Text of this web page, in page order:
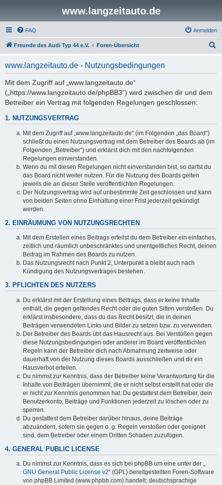
www.langzeitauto.de
FAQ Anmelden
Freunde des Audi Typ 44 e.V. Foren-Übersicht
www.langzeitauto.de - Nutzungsbedingungen
Mit dem Zugriff auf „www.langzeitauto.de“
(„https://www.langzeitauto.de/phpBB3“) wird zwischen dir und dem
Betreiber ein Vertrag mit folgenden Regelungen geschlossen:
1. NUTZUNGSVERTRAG
Mit dem Zugriff auf „www.langzeitauto.de“ (im Folgenden „das Board“)
schließt du einen Nutzungsvertrag mit dem Betreiber des Boards ab (im
Folgenden „Betreiber“) und erklärst dich mit den nachfolgenden
Regelungen einverstanden.
Wenn du mit diesen Regelungen nicht einverstanden bist, so darfst du
das Board nicht weiter nutzen. Für die Nutzung des Boards gelten
jeweils die an dieser Stelle veröffentlichten Regelungen.
Der Nutzungsvertrag wird auf unbestimmte Zeit geschlossen und kann
von beiden Seiten ohne Einhaltung einer Frist jederzeit gekündigt
werden.
2. EINRÄUMUNG VON NUTZUNGSRECHTEN
Mit dem Erstellen eines Beitrags erteilst du dem Betreiber ein einfaches,
zeitlich und räumlich unbeschränktes und unentgeltliches Recht, deinen
Beitrag im Rahmen des Boards zu nutzen.
Das Nutzungsrecht nach Punkt 2, Unterpunkt a bleibt auch nach
Kündigung des Nutzungsvertrages bestehen.
3. PFLICHTEN DES NUTZERS
Du erklärst mit der Erstellung eines Beitrags, dass er keine Inhalte
enthält, die gegen geltendes Recht oder die guten Sitten verstoßen. Du
erklärst insbesondere, dass du das Recht besitzt, die in deinen
Beiträgen verwendeten Links und Bilder zu setzen bzw. zu verwenden.
Der Betreiber des Boards übt das Hausrecht aus. Bei Verstößen gegen
diese Nutzungsbedingungen oder anderer im Board veröffentlichten
Regeln kann der Betreiber dich nach Abmahnung zeitweise oder
dauerhaft von der Nutzung dieses Boards ausschließen und dir ein
Hausverbot erteilen.
Du nimmst zur Kenntnis, dass der Betreiber keine Verantwortung für die
Inhalte von Beiträgen übernimmt, die er nicht selbst erstellt hat oder die
er nicht zur Kenntnis genommen hat. Du gestattest dem Betreiber, dein
Benutzerkonto, Beiträge und Funktionen jederzeit zu löschen oder zu
sperren.
Du gestattest dem Betreiber darüber hinaus, deine Beiträge
abzuändern, sofern sie gegen o. g. Regeln verstoßen oder geeignet
sind, dem Betreiber oder einem Dritten Schaden zuzufügen.
4. GENERAL PUBLIC LICENSE
Du nimmst zur Kenntnis, dass es sich bei phpBB um eine unter der „
GNU General Public License v2“ (GPL) bereitgestellten Foren-Software
von phpBB Limited (www.phpbb.com) handelt; deutschsprachige